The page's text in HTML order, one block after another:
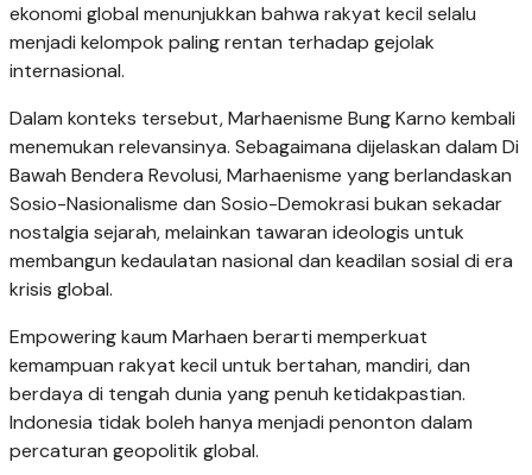
ekonomi global menunjukkan bahwa rakyat kecil selalu
menjadi kelompok paling rentan terhadap gejolak
internasional.
Dalam konteks tersebut, Marhaenisme Bung Karno kembali
menemukan relevansinya. Sebagaimana dijelaskan dalam Di
Bawah Bendera Revolusi, Marhaenisme yang berlandaskan
Sosio-Nasionalisme dan Sosio-Demokrasi bukan sekadar
nostalgia sejarah, melainkan tawaran ideologis untuk
membangun kedaulatan nasional dan keadilan sosial di era
krisis global.
Empowering kaum Marhaen berarti memperkuat
kemampuan rakyat kecil untuk bertahan, mandiri, dan
berdaya di tengah dunia yang penuh ketidakpastian.
Indonesia tidak boleh hanya menjadi penonton dalam
percaturan geopolitik global.